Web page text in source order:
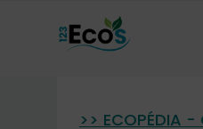
>> ECOPÉDIA -